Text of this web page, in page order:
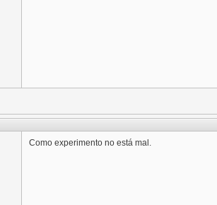
Como experimento no está mal.